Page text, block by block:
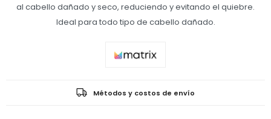
al cabello dañado y seco, reduciendo y evitando el quiebre.
Ideal para todo tipo de cabello dañado.
Métodos y costos de envío